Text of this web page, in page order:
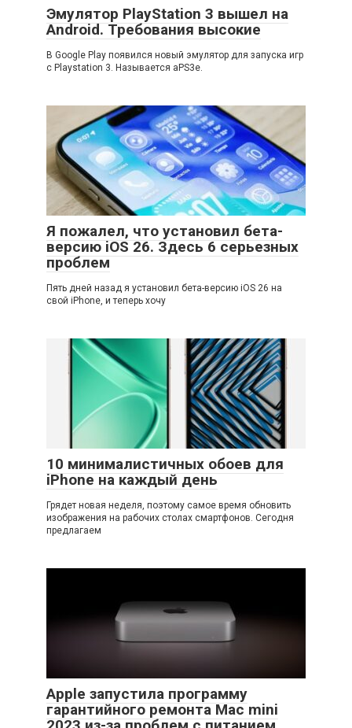
Эмулятор PlayStation 3 вышел на
Android. Требования высокие
В Google Play появился новый эмулятор для запуска игр
с Playstation 3. Называется aPS3e.
Я пожалел, что установил бета-
версию iOS 26. Здесь 6 серьезных
проблем
Пять дней назад я установил бета-версию iOS 26 на
свой iPhone, и теперь хочу
10 минималистичных обоев для
iPhone на каждый день
Грядет новая неделя, поэтому самое время обновить
изображения на рабочих столах смартфонов. Сегодня
предлагаем
Apple запустила программу
гарантийного ремонта Mac mini